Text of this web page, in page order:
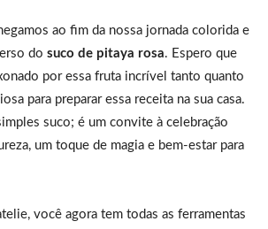
ao fim da nossa jornada colorida e
do suco de pitaya rosa. Espero que
por essa fruta incrível tanto quanto
para preparar essa receita na sua casa.
suco; é um convite à celebração
um toque de magia e bem-estar para
você agora tem todas as ferramentas